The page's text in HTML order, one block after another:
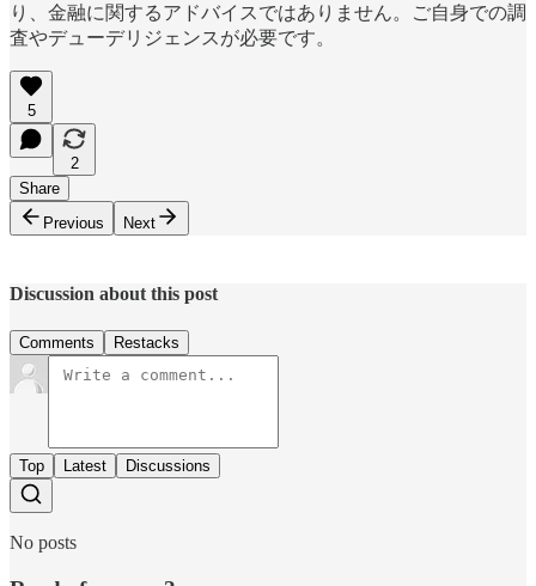
り、金融に関するアドバイスではありません。ご自身での調
査やデューデリジェンスが必要です。
5
2
Share
Previous
Next
Discussion about this post
Comments Restacks
Top Latest Discussions
No posts